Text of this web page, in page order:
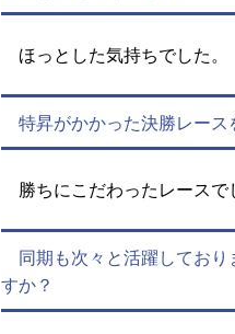
ほっとした気持ちでした。
特昇がかかった決勝レース
勝ちにこだわったレースで
同期も次々と活躍してお
すか？